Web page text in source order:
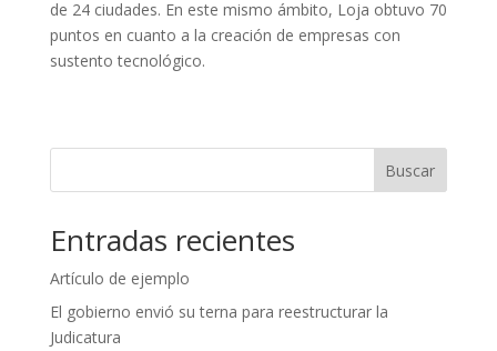
de 24 ciudades. En este mismo ámbito, Loja obtuvo 70
puntos en cuanto a la creación de empresas con
sustento tecnológico.
Buscar
Entradas recientes
Artículo de ejemplo
El gobierno envió su terna para reestructurar la
Judicatura